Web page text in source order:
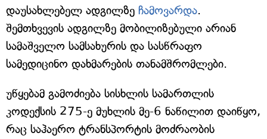
დაუსახლებელ ადგილზე ჩამოვარდა.
შემთხვევის ადგილზე მობილიზებული არიან
სამაშველო სამსახურის და სასწრაფო
სამედიცინო დახმარების თანამშრომლები.
უწყებამ გამოძიება სისხლის სამართლის
კოდექსის 275-ე მუხლის მე-6 ნაწილით დაიწყო,
რაც საჰაერო ტრანსპორტის მოძრაობის